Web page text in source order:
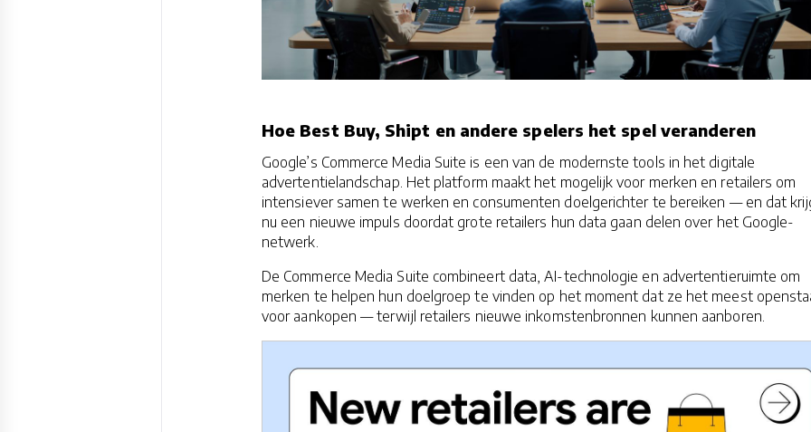
Hoe Best Buy, Shipt en andere spelers het spel veranderen
Google’s Commerce Media Suite is een van de modernste tools in het digitale
advertentielandschap. Het platform maakt het mogelijk voor merken en retailers om
intensiever samen te werken en consumenten doelgerichter te bereiken — en dat
nu een nieuwe impuls doordat grote retailers hun data gaan delen over het Google-
netwerk.
De Commerce Media Suite combineert data, AI-technologie en advertentieruimte om
merken te helpen hun doelgroep te vinden op het moment dat ze het meest
voor aankopen — terwijl retailers nieuwe inkomstenbronnen kunnen aanboren.